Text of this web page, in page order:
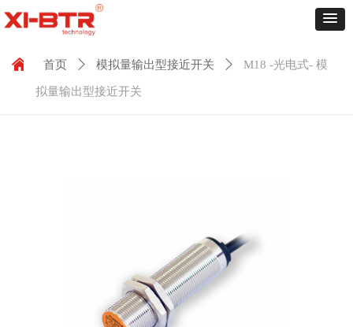
낀 首页 ꄲ 模拟量输出型接近开关 ꄲ M18 -光电式- 模
拟量输出型接近开关